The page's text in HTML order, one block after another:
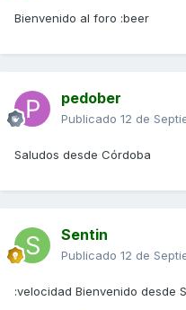
Bienvenido al foro :beer
pedober
Publicado 12 de
Saludos desde Córdoba
Sentin
Publicado 12 de
:velocidad Bienvenido desde